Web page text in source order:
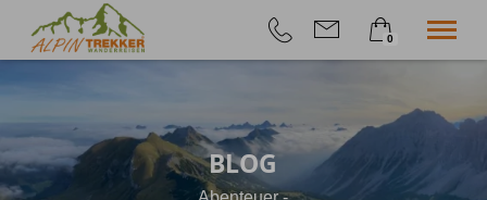
Höhenangst-Akademie
Firmenevent
Info
0
BLOG